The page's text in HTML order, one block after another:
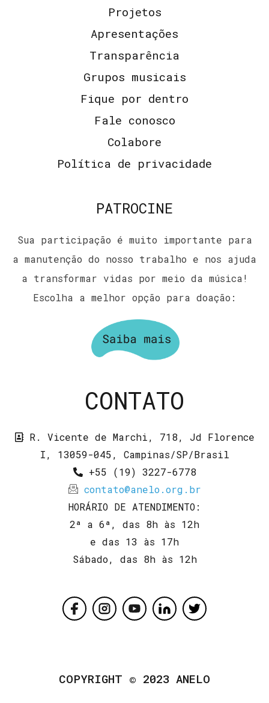
Projetos
Apresentações
Transparência
Grupos musicais
Fique por dentro
Fale conosco
Colabore
Política de privacidade
PATROCINE
Sua participação é muito importante para
a manutenção do nosso trabalho e nos ajuda
a transformar vidas por meio da música!
Escolha a melhor opção para doação:
CONTATO
R. Vicente de Marchi, 718, Jd Florence
I, 13059-045, Campinas/SP/Brasil
+55 (19) 3227-6778
contato@anelo.org.br
HORÁRIO DE ATENDIMENTO:
2ª a 6ª, das 8h às 12h
e das 13 às 17h
Sábado, das 8h às 12h
COPYRIGHT © 2023 ANELO